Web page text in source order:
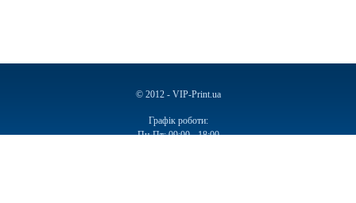
© 2012 - VIP-Print.ua
Графік роботи:
Пн-Пт: 09:00 - 18:00